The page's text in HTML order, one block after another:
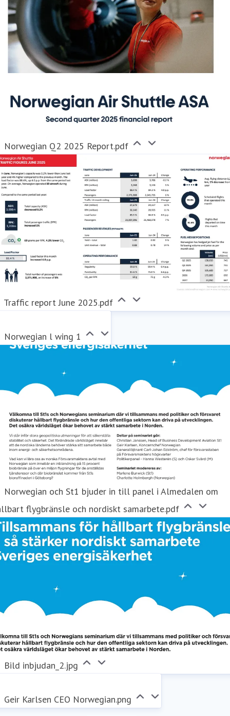
Norwegian Q2 2025 Report.pdf
Traffic report June 2025.pdf
Norwegian l wing 1
Norwegian och St1 bjuder in till panel i Almedalen om
flygbränsle och nordiskt samarbete.pdf
Bild inbjudan_2.jpg
Geir Karlsen CEO Norwegian.png